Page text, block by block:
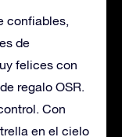
confiables,
de
felices con
regalo OSR.
Con
en el cielo